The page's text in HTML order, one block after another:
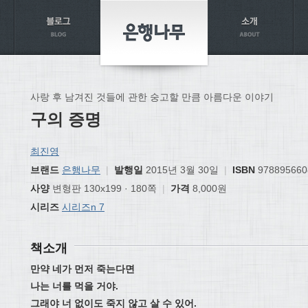
사랑 후 남겨진 것들에 관한 숭고할 만큼 아름다운 이야기
구의 증명
최진영
브랜드 은행나무 | 발행일 2015년 3월 30일 | ISBN
사양변형판 130x199 · 180쪽 | 가격 8,000원
시리즈 시리즈n 7
책소개
만약 네가 먼저 죽는다면
나는 너를 먹을 거야.
그래야 너 없이도 죽지 않고 살 수 있어.